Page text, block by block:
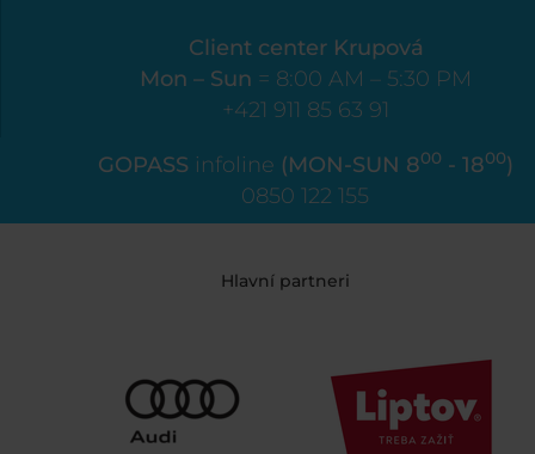
Client center Krupová
Mon – Sun = 8:00 AM – 5:30 PM
+421 911 85 63 91
GOPASS infoline (MON-SUN 800 - 1800)
0850 122 155
Hlavní partneri